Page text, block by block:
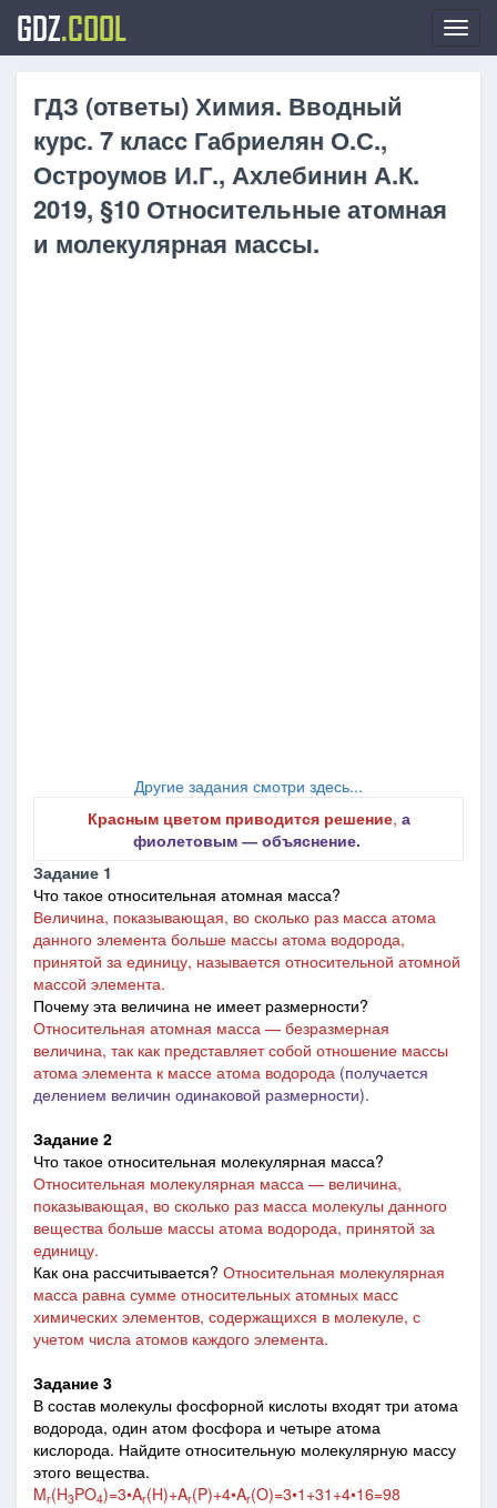
GDZ.COOL
ГДЗ (ответы) Химия. Вводный
курс. 7 класc Габриелян О.С.,
Остроумов И.Г., Ахлебинин А.К.
2019, §10 Относительные атомная
и молекулярная массы.
Другие задания смотри здесь...
Красным цветом приводится решение, а
фиолетовым ― объяснение.
Задание 1
Что такое относительная атомная масса?
Величина, показывающая, во сколько раз масса атома
данного элемента больше массы атома водорода,
принятой за единицу, называется относительной атомной
массой элемента.
Почему эта величина не имеет размерности?
Относительная атомная масса — безразмерная
величина, так как представляет собой отношение массы
атома элемента к массе атома водорода (получается
делением величин одинаковой размерности).
Задание 2
Что такое относительная молекулярная масса?
Относительная молекулярная масса — величина,
показывающая, во сколько раз масса молекулы данного
вещества больше массы атома водорода, принятой за
единицу.
Как она рассчитывается? Относительная молекулярная
масса равна сумме относительных атомных масс
химических элементов, содержащихся в молекуле, с
учетом числа атомов каждого элемента.
Задание 3
В состав молекулы фосфорной кислоты входят три атома
водорода, один атом фосфора и четыре атома
кислорода. Найдите относительную молекулярную массу
этого вещества.
Mr(H3PO4)=3•Ar(H)+Ar(P)+4•Ar(O)=3•1+31+4•16=98